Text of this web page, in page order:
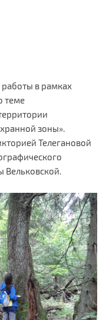
работы в рамках
теме
зоны».
Телегановой
Вельковской.